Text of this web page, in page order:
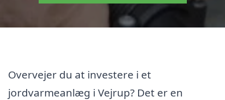
Overvejer du at investere i et
jordvarmeanlæg i Vejrup? Det er en